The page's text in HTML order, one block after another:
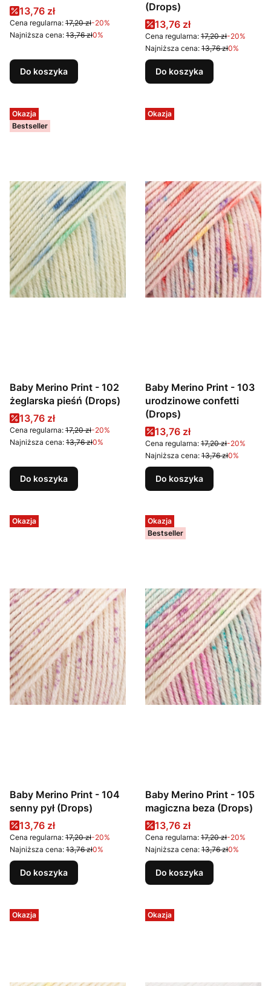
Cena promocyjna
13,76 zł
Cena regularna: 17,20 zł-20%
Najniższa cena: 13,76 zł0%
Do koszyka
(Drops)
Cena promocyjna
13,76 zł
Cena regularna: 17,20 zł-20%
Najniższa cena: 13,76 zł0%
Do koszyka
Okazja
Bestseller
Baby Merino Print - 102
żeglarska pieśń (Drops)
Cena promocyjna
13,76 zł
Cena regularna: 17,20 zł-20%
Najniższa cena: 13,76 zł0%
Do koszyka
Okazja
Baby Merino Print - 103
urodzinowe confetti
(Drops)
Cena promocyjna
13,76 zł
Cena regularna: 17,20 zł-20%
Najniższa cena: 13,76 zł0%
Do koszyka
Okazja
Baby Merino Print - 104
senny pył (Drops)
Cena promocyjna
13,76 zł
Cena regularna: 17,20 zł-20%
Najniższa cena: 13,76 zł0%
Do koszyka
Okazja
Bestseller
Baby Merino Print - 105
magiczna beza (Drops)
Cena promocyjna
13,76 zł
Cena regularna: 17,20 zł-20%
Najniższa cena: 13,76 zł0%
Do koszyka
Okazja Okazja